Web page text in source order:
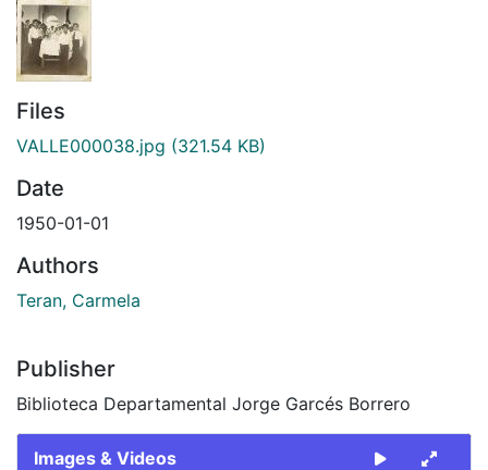
Files
VALLE000038.jpg (321.54 KB)
Date
1950-01-01
Authors
Teran, Carmela
Publisher
Biblioteca Departamental Jorge Garcés Borrero
Images & Videos